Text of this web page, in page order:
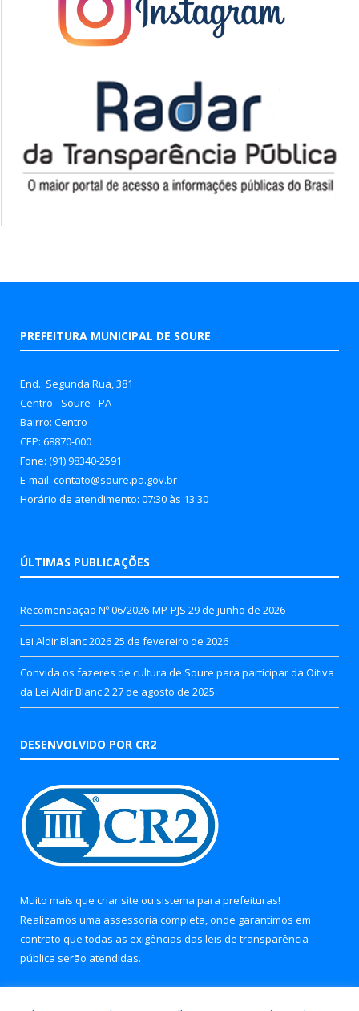
PREFEITURA MUNICIPAL DE SOURE
End.: Segunda Rua, 381
Centro - Soure - PA
Bairro: Centro
CEP: 68870-000
Fone: (91) 98340-2591
E-mail: contato@soure.pa.gov.br
Horário de atendimento: 07:30 às 13:30
ÚLTIMAS PUBLICAÇÕES
Recomendação Nº 06/2026-MP-PJS 29 de junho de 2026
Lei Aldir Blanc 202625 de fevereiro de 2026
Convida os fazeres de cultura de Soure para participar da Oitiva
da Lei Aldir Blanc 2 27 de agosto de 2025
DESENVOLVIDO POR CR2
Muito mais que criar site ou sistema para prefeituras!
Realizamos uma assessoria completa, onde garantimos em
contrato que todas as exigências das leis de transparência
pública serão atendidas.